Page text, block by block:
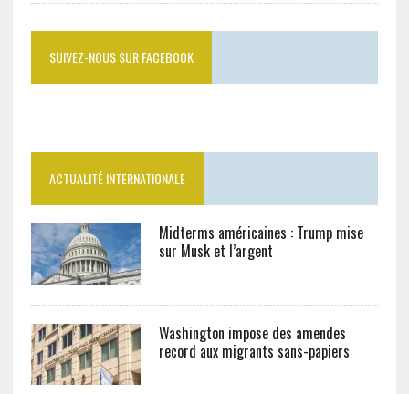
SUIVEZ-NOUS SUR FACEBOOK
ACTUALITÉ INTERNATIONALE
Midterms américaines : Trump mise
sur Musk et l’argent
Washington impose des amendes
record aux migrants sans-papiers